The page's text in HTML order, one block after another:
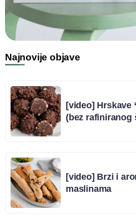
Najnovije objave
[video] Hrskave
(bez rafiniranog
[video] Brzi i
maslinama